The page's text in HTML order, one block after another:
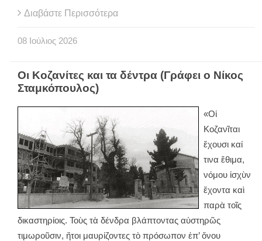
Διαβάστε Περισσότερα
08 Ιούλιος 2026
Οι Κοζανίτες και τα δέντρα (Γράφει ο Νίκος
Σταμκόπουλος)
«Οἱ
Κοζανῖται
ἔχουσι καί
τινα ἔθιμα,
νόμου ἰσχὺν
ἔχοντα καὶ
παρὰ τοῖς
δικαστηρίοις. Τοὺς τὰ δένδρα βλάπτοντας αὐστηρῶς
τιμωροῦσιν, ἤτοι μαυρίζοντες τὸ πρόσωπον ἐπ’ ὄνου